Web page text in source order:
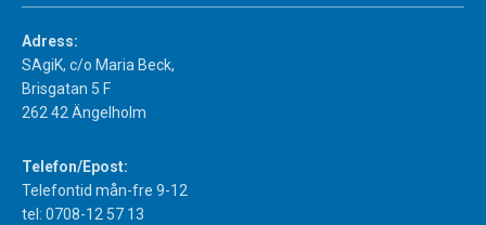
Adress:
SAgiK, c/o Maria Beck,
Brisgatan 5 F
262 42 Ängelholm
Telefon/Epost:
Telefontid mån-fre 9-12
tel: 0708-12 57 13